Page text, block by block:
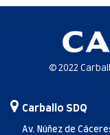
© 2022
Carballo SDQ
Av. Núñez de